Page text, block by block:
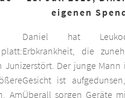
Juni
Am
eigenen
Daniel hat
Erbkrankheit, die
zerstört. Der junge
Gesicht ist
Überall sorgen Geräte